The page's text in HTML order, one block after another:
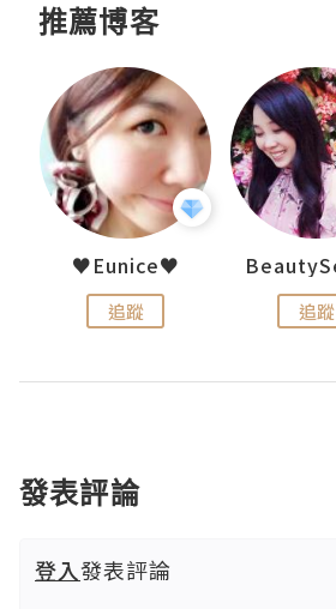
推薦博客
♥Eunice♥
追蹤 追蹤
發表評論
登入發表評論